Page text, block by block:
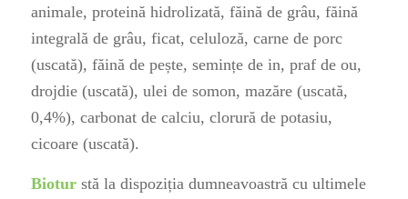
animale, proteină hidrolizată, făină de grâu, făină
integrală de grâu, ficat, celuloză, carne de porc
(uscată), făină de pește, semințe de in, praf de ou,
drojdie (uscată), ulei de somon, mazăre (uscată,
0,4%), carbonat de calciu, clorură de potasiu,
cicoare (uscată).
Bioturstă la dispoziția dumneavoastră cu ultimele